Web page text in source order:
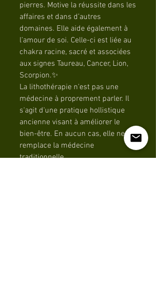
pierres. Motive la réussite dans les
affaires et dans d’autres
domaines. Elle aide également à
l’amour de soi. Celle-ci est liée au
chakra racine, sacré et associées
aux signes Taureau, Cancer, Lion,
Scorpion.✨
La lithothérapie n'est pas une
médecine à proprement parler. Il
s'agit d'une pratique hollistique
ancienne visant à améliorer le
bien-être. En aucun cas, elle ne
remplace la médecine
traditionnelle.